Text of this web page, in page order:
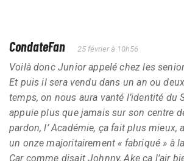
CondateFan 25 février à 10h56
Voilà donc Junior appelé chez les
Et puis il sera vendu dans un an ou
temps, on nous aura vanté l’identité du
appuie plus que jamais sur son centre
pardon, l’ Académie, ça fait plus mieux,
un onze majoritairement « fabriqué » à la
Car comme disait Johnny, Ake ça l’air